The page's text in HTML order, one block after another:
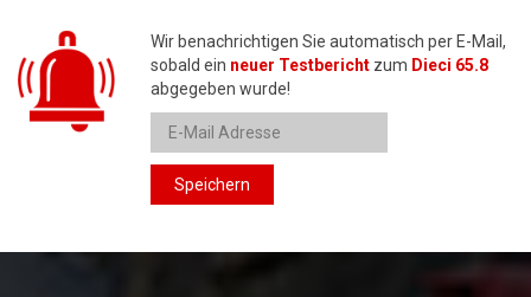
Wir benachrichtigen Sie automatisch per E-Mail,
sobald ein neuer Testbericht zum Dieci 65.8
abgegeben wurde!
Speichern